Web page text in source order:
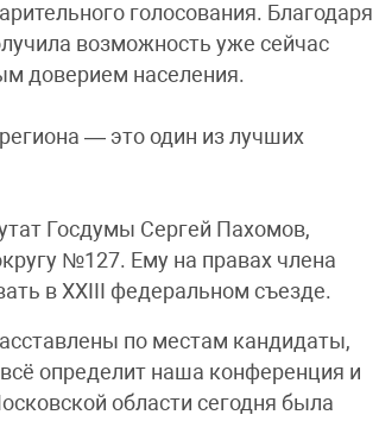
голосования. Благодаря
возможность уже сейчас
доверием населения.
— это один из лучших
Госдумы Сергей Пахомов,
№127. Ему на правах члена
в XXIII федеральном съезде.
по местам кандидаты,
определит наша конференция и
области сегодня была